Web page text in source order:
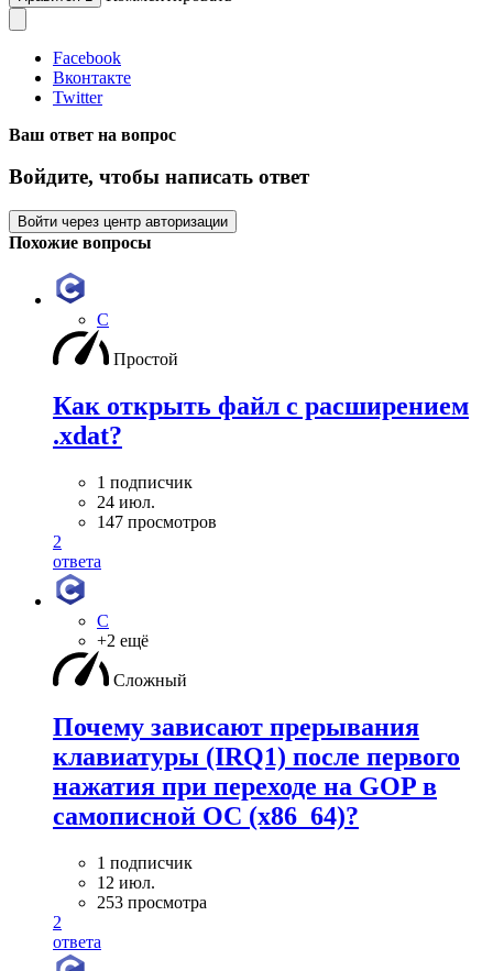
Facebook
Вконтакте
Twitter
Ваш ответ на вопрос
Войдите, чтобы написать ответ
Войти через центр авторизации
Похожие вопросы
C
Простой
Как открыть файл с расширением
.xdat?
1 подписчик
24 июл.
147 просмотров
2
ответа
C
+2 ещё
Сложный
Почему зависают прерывания
клавиатуры (IRQ1) после первого
нажатия при переходе на GOP в
самописной ОС (x86_64)?
1 подписчик
12 июл.
253 просмотра
2
ответа